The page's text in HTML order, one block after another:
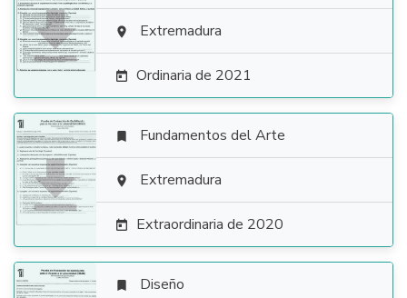
  Extremadura
 Ordinaria de 2021

 Fundamentos del Arte
 Extremadura
 Extraordinaria de 2020
 Diseño